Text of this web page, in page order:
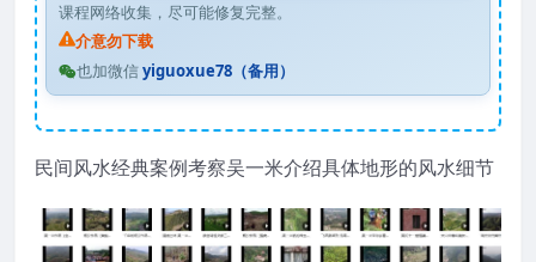
课程网络收集，尽可能修复完整。
介意勿下载
也加微信yiguoxue78（备用）
民间风水经典案例考察吴一米介绍具体地形的风水细节